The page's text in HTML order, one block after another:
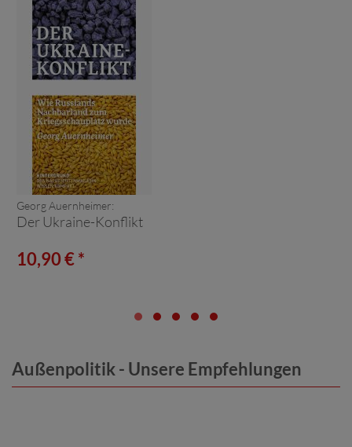
Georg Auernheimer:
Der Ukraine-Konflikt
10,90 € *
Außenpolitik - Unsere Empfehlungen